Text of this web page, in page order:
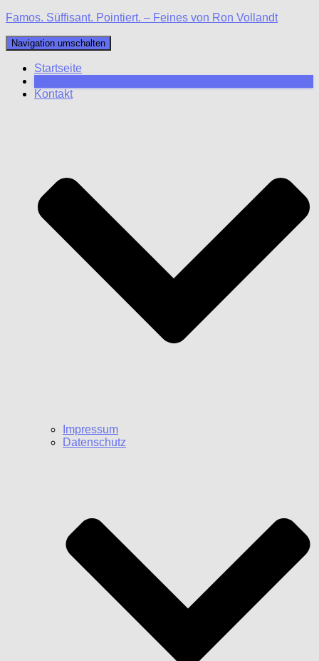
Famos. Süffisant. Pointiert. – Feines von Ron Vollandt
Navigation umschalten
Startseite
Kontakt
Impressum
Datenschutz